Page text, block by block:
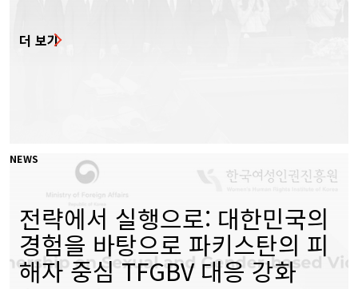
더 보기
NEWS
전략에서 실행으로: 대한민국의
경험을 바탕으로 파키스탄의 피
해자 중심 TFGBV 대응 강화